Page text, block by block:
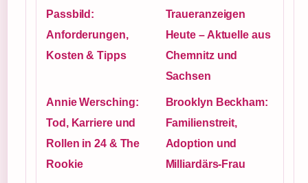
Passbild:
Anforderungen,
Kosten & Tipps
Traueranzeigen
Heute – Aktuelle aus
Chemnitz und
Sachsen
Annie Wersching:
Tod, Karriere und
Rollen in 24 & The
Rookie
Brooklyn Beckham:
Familienstreit,
Adoption und
Milliardärs-Frau